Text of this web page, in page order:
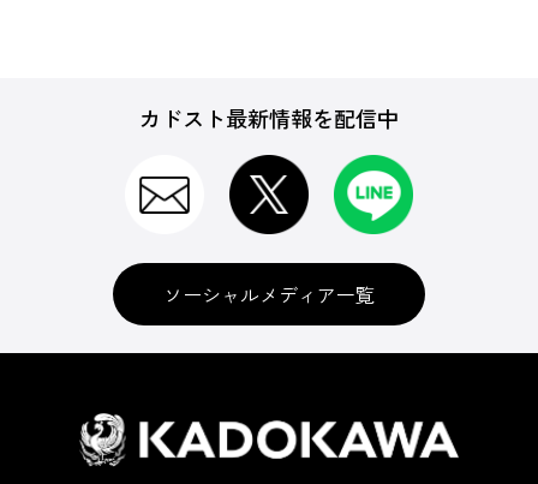
カドスト最新情報を配信中
ソーシャルメディア一覧